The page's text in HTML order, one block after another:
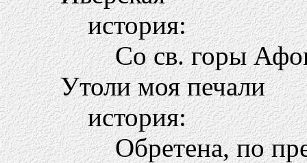
история:
Со св. горы
Утоли моя печали
история:
Обретена, по